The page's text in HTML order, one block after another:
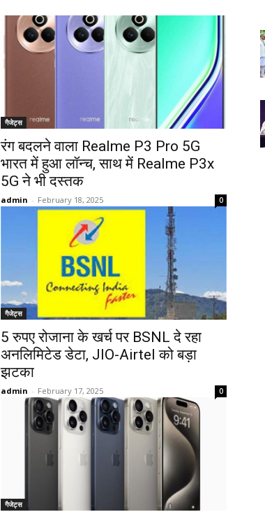
गैजेट्स
रंग बदलने वाला Realme P3 Pro 5G
भारत में हुआ लॉन्च, साथ में Realme P3x
5G ने भी दस्तक
admin - February 18, 2025 0
गैजेट्स
5 रुपए रोजाना के खर्च पर BSNL दे रहा
अनलिमिटेड डेटा, JIO-Airtel को बड़ा
झटका
admin - February 17, 2025 0
गैजेट्स